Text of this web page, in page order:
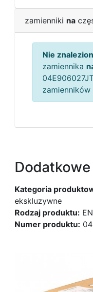
zamienniki na
Nie
zamiennika
zamienników
Kategoria
ekskluzywne
Rodzaj produktu:
Numer produktu: